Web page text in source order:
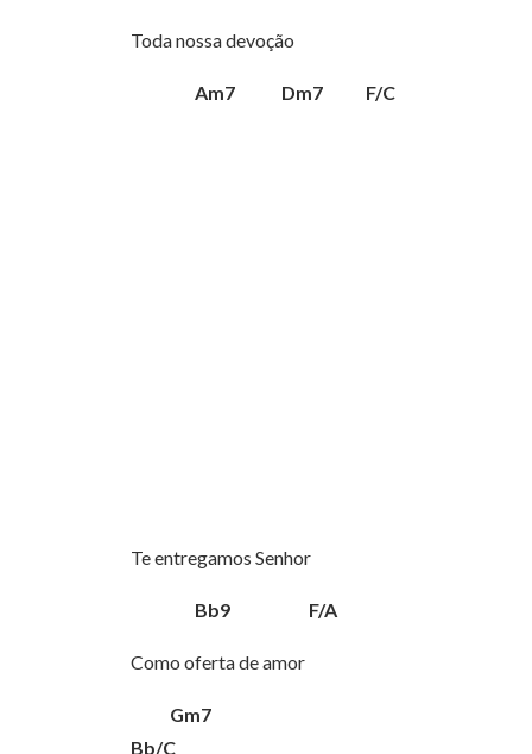
Toda nossa devoção
Am7 Dm7 F/C
Te entregamos Senhor
Bb9 F/A
Como oferta de amor
Gm7
Bb/C